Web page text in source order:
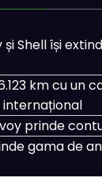
și Shell își
km cu un
prinde
gama de